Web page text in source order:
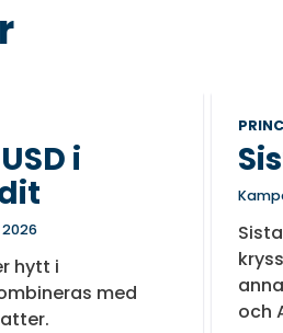
i
hytt i
med
och